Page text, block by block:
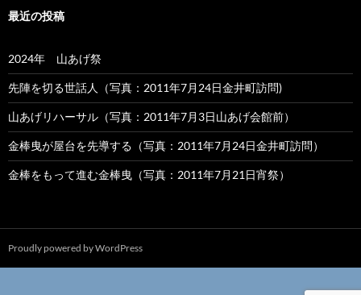
最近の投稿
2024年 山あげ祭
先陣を切る世話人（写真：2011年7月24日金井町訪問)
山あげリハーサル（写真：2011年7月3日山あげ会館前）
金棒曳が屋台を先導する（写真：2011年7月24日金井町訪問）
金棒をもって進む金棒曳（写真：2011年7月21日宵祭）
Proudly powered by WordPress